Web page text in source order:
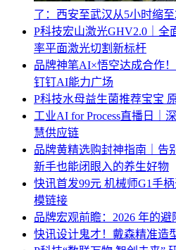
了：西安至武汉从5小时缩
P科技宏山激光GHV2.0｜全
率平面激光切割新标杆
品牌神笔AI×悟空达成合作
钉钉AI能力广场
P科技水母益生菌推荐宝宝
工业AI for Process直播日｜
慧供应链
品牌黄精选购封神指南｜告
新手也能闭眼入的养生好物
快讯首发99元 机械师G1手
模链接
品牌宏观前瞻：2026 年的
快讯设计鬼才！戴森精准造